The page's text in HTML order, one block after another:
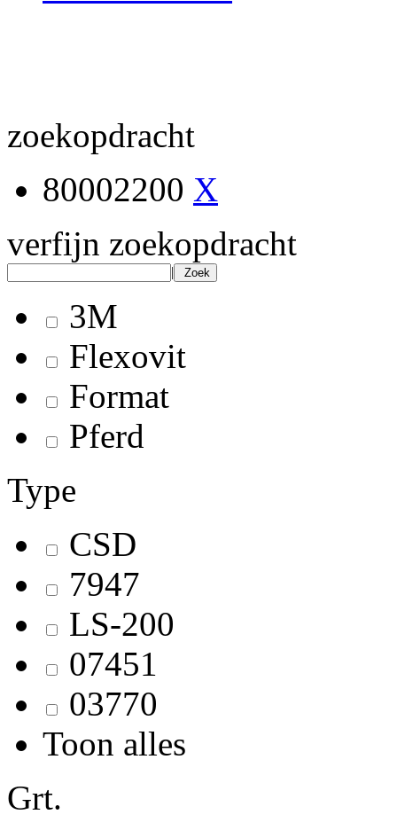
zoekopdracht
80002200 X
verfijn zoekopdracht
| Zoek
3M
Flexovit
Format
Pferd
Type
CSD
7947
LS-200
07451
03770
Toon alles
Grt.